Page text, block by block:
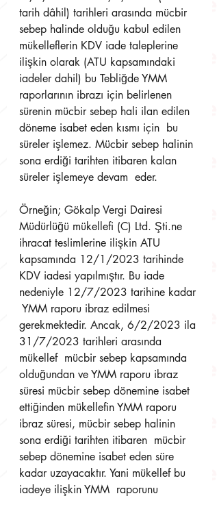
tarih dâhil) tarihleri arasında mücbir
sebep halinde olduğu kabul edilen
mükelleflerin KDV iade taleplerine
ilişkin olarak (ATU kapsamındaki
iadeler dahil) bu Tebliğde YMM
raporlarının ibrazı için belirlenen
sürenin mücbir sebep hali ilan edilen
döneme isabet eden kısmı için  bu
süreler işlemez. Mücbir sebep halinin
sona erdiği tarihten itibaren kalan
süreler işlemeye devam  eder.
Örneğin; Gökalp Vergi Dairesi
Müdürlüğü mükellefi (C) Ltd. Şti.ne
ihracat teslimlerine ilişkin ATU
kapsamında 12/1/2023 tarihinde
KDV iadesi yapılmıştır. Bu iade
nedeniyle 12/7/2023 tarihine kadar
YMM raporu ibraz edilmesi
gerekmektedir. Ancak, 6/2/2023 ila
31/7/2023 tarihleri arasında
mükellef  mücbir sebep kapsamında
olduğundan ve YMM raporu ibraz
süresi mücbir sebep dönemine isabet
ettiğinden mükellefin YMM raporu
ibraz süresi, mücbir sebep halinin
sona erdiği tarihten itibaren  mücbir
sebep dönemine isabet eden süre
kadar uzayacaktır. Yani mükellef bu
iadeye ilişkin YMM  raporunu